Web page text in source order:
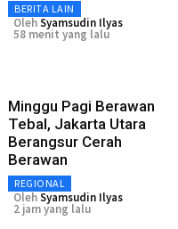
BERITA LAIN
OlehSyamsudin Ilyas
58 menit yang lalu
Minggu Pagi Berawan
Tebal, Jakarta Utara
Berangsur Cerah
Berawan
REGIONAL
OlehSyamsudin Ilyas
2 jam yang lalu